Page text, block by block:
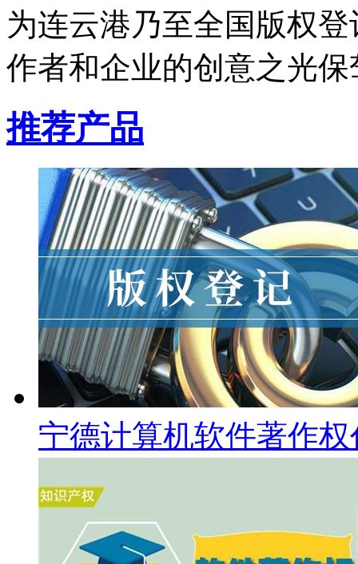
为连云港乃至全国版权
作者和企业的创意之光
推荐产品
宁德计算机软件著作